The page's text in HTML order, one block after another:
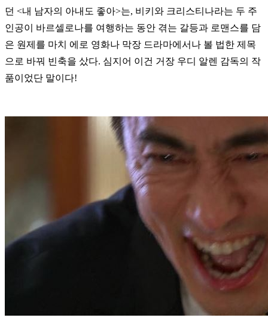
던 <내 남자의 아내도 좋아>는, 비키와 크리스티나라는 두 주
인공이 바르셀로나를 여행하는 동안 겪는 갈등과 로맨스를 담
은 원제 를 마치 에로 영화나 막장 드라마에서나 볼 법한 제목
으로 바꿔 빈축을 샀다. 심지어 이건 거장 우디 알렌 감독의 작
품이었단 말이다!